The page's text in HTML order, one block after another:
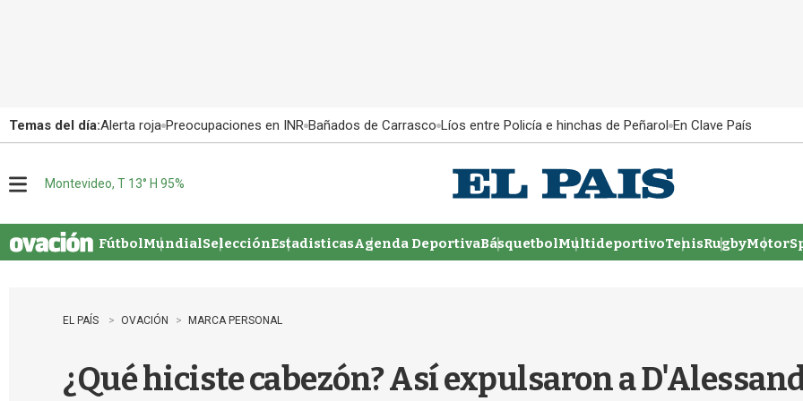
Temas del día:Alerta roja Preocupaciones en INR Bañados de Carrasco Líos entre Policía e hinchas de Peñarol En Clave País
u
Montevideo, T 13° H 95%
FútbolMundialSelecciónEstadisticasAgenda DeportivaBásquetbolMultideportivoTenisRugby
EL PAÍS OVACIÓN MARCA PERSONAL
¿Qué hiciste cabezón? Así expulsaron a